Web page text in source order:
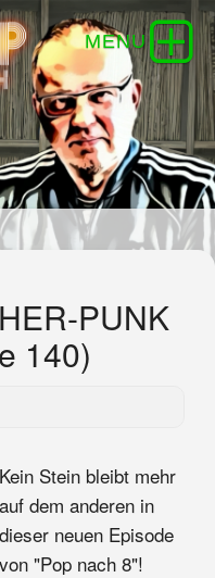
PUNK
140)
Kein Stein bleibt mehr
auf dem anderen in
dieser neuen Episode
von "Pop nach 8"!